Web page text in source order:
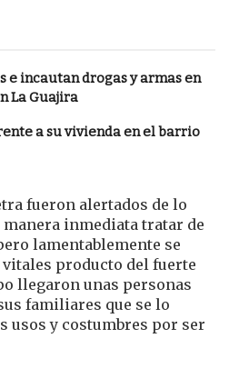
e incautan drogas y armas en
La Guajira
a su vivienda en el barrio
fueron alertados de lo
inmediata tratar de
lamentablemente se
producto del fuerte
llegaron unas personas
familiares que se lo
usos y costumbres por ser